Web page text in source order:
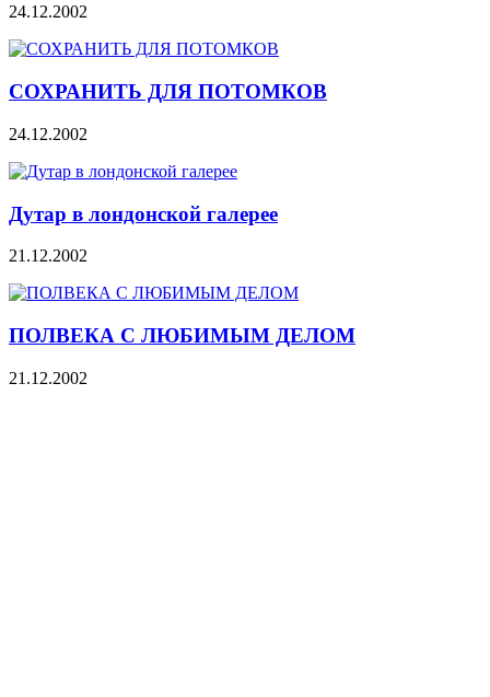
24.12.2002
СОХРАНИТЬ ДЛЯ ПОТОМКОВ
24.12.2002
Дутар в лондонской галерее
21.12.2002
ПОЛВЕКА С ЛЮБИМЫМ ДЕЛОМ
21.12.2002